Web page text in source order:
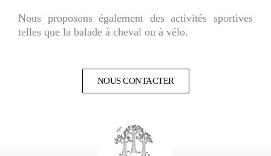
Nous proposons également des activités sportives
telles que la balade à cheval ou à vélo.
NOUS CONTACTER